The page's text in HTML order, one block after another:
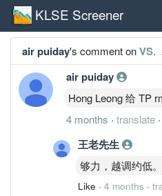
KLSE Screener
air puiday's comment onVS.
air puiday
Hong Leong 给 TP
4 months · translate ·
王老先生
够力，越调约低。
Like · 4 months ·